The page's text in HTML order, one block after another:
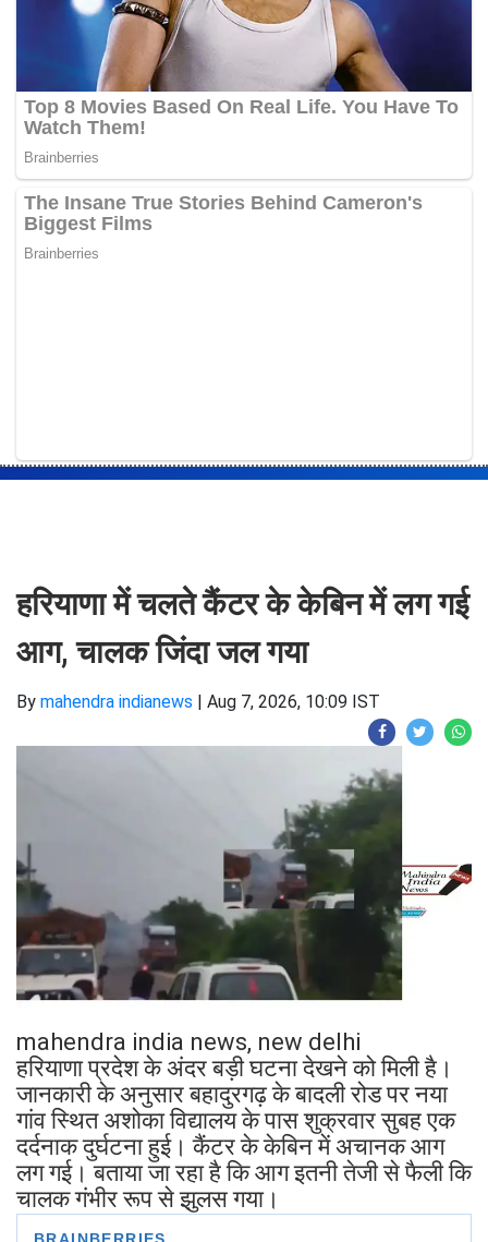
हरियाणा में चलते कैंटर के केबिन में लग गई
आग, चालक जिंदा जल गया
By mahendra indianews | Aug 7, 2026, 10:09 IST
mahendra india news, new delhi
हरियाणा प्रदेश के अंदर बड़ी घटना देखने को मिली है।
जानकारी के अनुसार बहादुरगढ़ के बादली रोड पर नया
गांव स्थित अशोका विद्यालय के पास शुक्रवार सुबह एक
दर्दनाक दुर्घटना हुई। कैंटर के केबिन में अचानक आग
लग गई। बताया जा रहा है कि आग इतनी तेजी से फैली कि
चालक गंभीर रूप से झुलस गया।